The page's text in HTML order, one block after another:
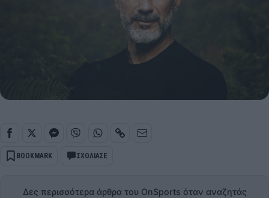
BOOKMARK ΣΧΟΛΙΑΣΕ
Δες περισσότερα άρθρα του OnSports όταν αναζητάς